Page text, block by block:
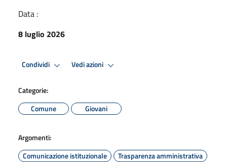
Data :
8 luglio 2026
Condividi Vedi azioni
Categorie:
Comune
Giovani
Argomenti:
Comunicazione istituzionale
Trasparenza amministrativa